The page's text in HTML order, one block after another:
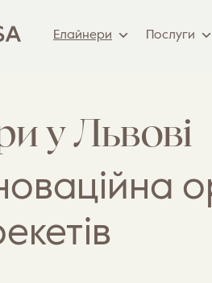
Елайнери Послуги
у Львові